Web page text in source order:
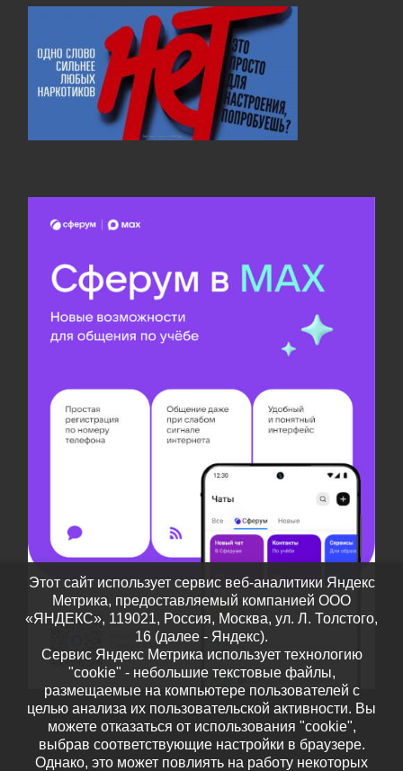
Этот сайт использует сервис веб-аналитики Яндекс
Метрика, предоставляемый компанией ООО
«ЯНДЕКС», 119021, Россия, Москва, ул. Л. Толстого,
16 (далее - Яндекс).
Сервис Яндекс Метрика использует технологию
"cookie" - небольшие текстовые файлы,
размещаемые на компьютере пользователей с
целью анализа их пользовательской активности. Вы
можете отказаться от использования "cookie",
выбрав соответствующие настройки в браузере.
Однако, это может повлиять на работу некоторых